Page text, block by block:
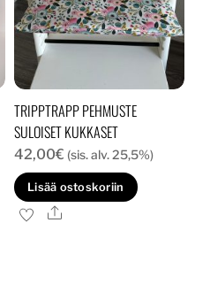
TRIPPTRAPP PEHMUSTE
SULOISET KUKKASET
42,00€ (sis. alv. 25,5%)
Lisää ostoskoriin
Ale